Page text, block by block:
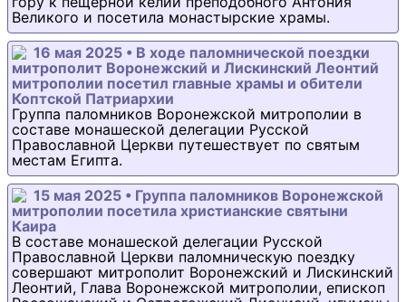
Великого и посетила монастырские храмы.
16 мая 2025 • В ходе паломнической поездки
митрополит Воронежский и Лискинский Леонтий
митрополии посетил главные храмы и обители
Коптской Патриархии
Группа паломников Воронежской митрополии в
составе монашеской делегации Русской
Православной Церкви путешествует по святым
местам Египта.
15 мая 2025 • Группа паломников Воронежской
митрополии посетила христианские святыни
Каира
В составе монашеской делегации Русской
Православной Церкви паломническую поездку
совершают митрополит Воронежский и Лискинский
Леонтий, Глава Воронежской митрополии, епископ